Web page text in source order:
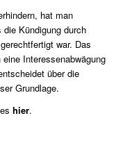
hat man
Kündigung durch
war. Das
Interessenabwägung
über die
Grundlage.
hier.